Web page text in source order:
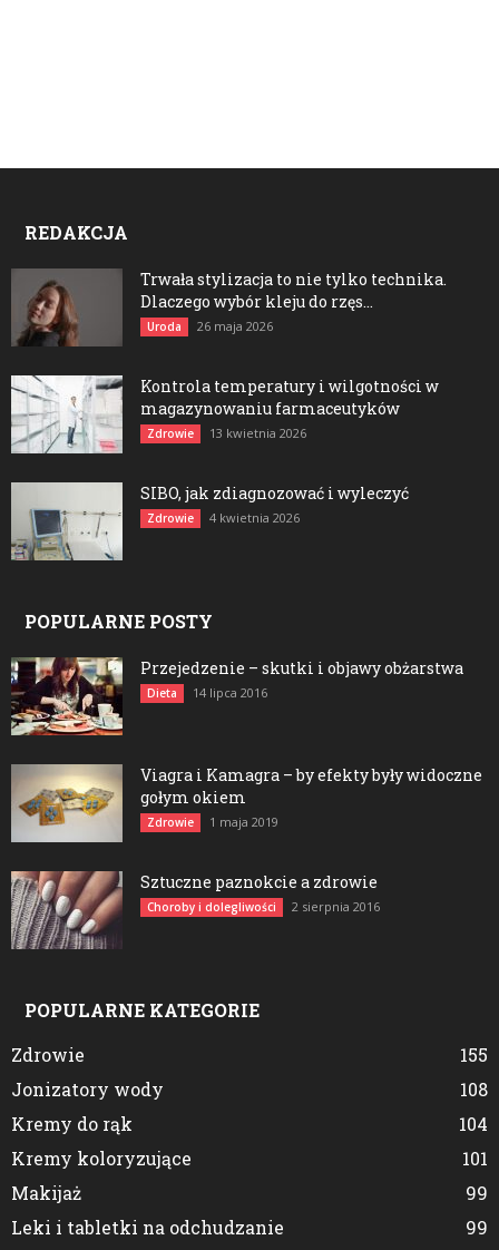
REDAKCJA
Trwała stylizacja to nie tylko technika.
Dlaczego wybór kleju do rzęs...
Uroda 26 maja 2026
Kontrola temperatury i wilgotności w
magazynowaniu farmaceutyków
Zdrowie 13 kwietnia 2026
SIBO, jak zdiagnozować i wyleczyć
Zdrowie 4 kwietnia 2026
POPULARNE POSTY
Przejedzenie – skutki i objawy obżarstwa
Dieta 14 lipca 2016
Viagra i Kamagra – by efekty były widoczne
gołym okiem
Zdrowie 1 maja 2019
Sztuczne paznokcie a zdrowie
Choroby i dolegliwości 2 sierpnia 2016
POPULARNE KATEGORIE
Zdrowie
155
Jonizatory wody
108
Kremy do rąk
104
Kremy koloryzujące
101
Makijaż
99
Leki i tabletki na odchudzanie
99